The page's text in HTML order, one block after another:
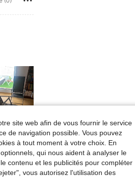
(0)
site web afin de vous fournir le service
de navigation possible. Vous pouvez
à tout moment à votre choix. En
qui nous aident à analyser le
contenu et les publicités pour compléter
vous autorisez l'utilisation des